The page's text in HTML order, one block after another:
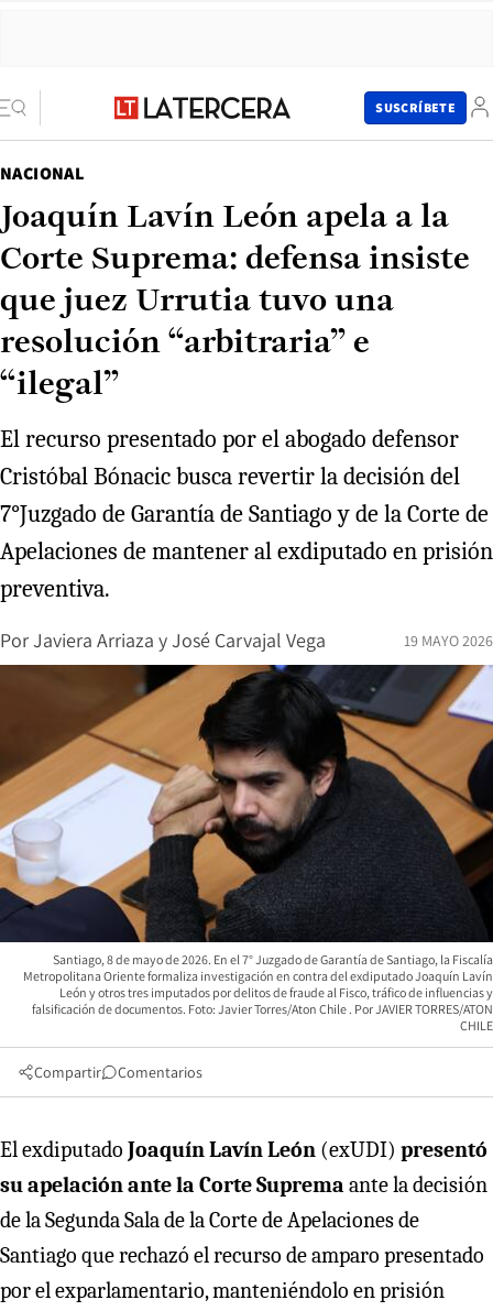
SUSCRÍBETE
NACIONAL
Joaquín Lavín León apela a la
Corte Suprema: defensa insiste
que juez Urrutia tuvo una
resolución “arbitraria” e
“ilegal”
El recurso presentado por el abogado defensor
Cristóbal Bónacic busca revertir la decisión del
7°Juzgado de Garantía de Santiago y de la Corte de
Apelaciones de mantener al exdiputado en prisión
preventiva.
PorJaviera Arriaza yJosé Carvajal Vega 19 MAYO 2026
Santiago, 8 de mayo de 2026. En el 7° Juzgado de Garantía de Santiago, la Fiscalía
Metropolitana Oriente formaliza investigación en contra del exdiputado Joaquín Lavín
León y otros tres imputados por delitos de fraude al Fisco, tráfico de influencias y
falsificación de documentos. Foto: Javier Torres/Aton Chile
JAVIER TORRES/ATON
CHILE
Compartir Comentarios
El exdiputado Joaquín Lavín León (exUDI) presentó
su apelación ante la Corte Suprema ante la decisión
de la Segunda Sala de la Corte de Apelaciones de
Santiago que rechazó el recurso de amparo presentado
por el exparlamentario, manteniéndolo en prisión